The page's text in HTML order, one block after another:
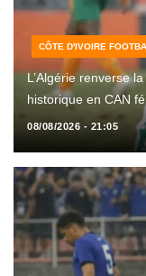
CÔTE D'IVOIRE
L’Algérie renverse
historique en CAN
08/08/2026 - 21:05